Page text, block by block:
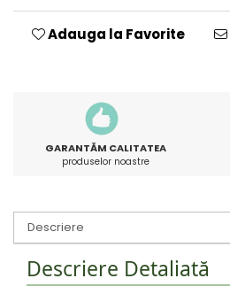
Adauga la Favorite
GARANTĂM CALITATEA
produselor noastre
Descriere
Descriere Detaliată